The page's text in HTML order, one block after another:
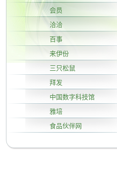
会员
洽洽
百事
来伊份
三只松鼠
拜发
中国数字科技馆
雅培
食品伙伴网